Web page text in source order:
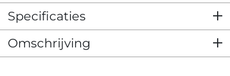
Specificaties
Omschrijving